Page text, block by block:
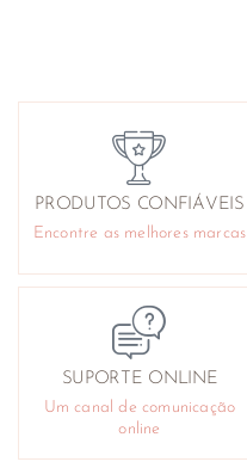
PRODUTOS CONFIÁVEIS
Encontre as melhores marcas
SUPORTE ONLINE
Um canal de comunicação
online